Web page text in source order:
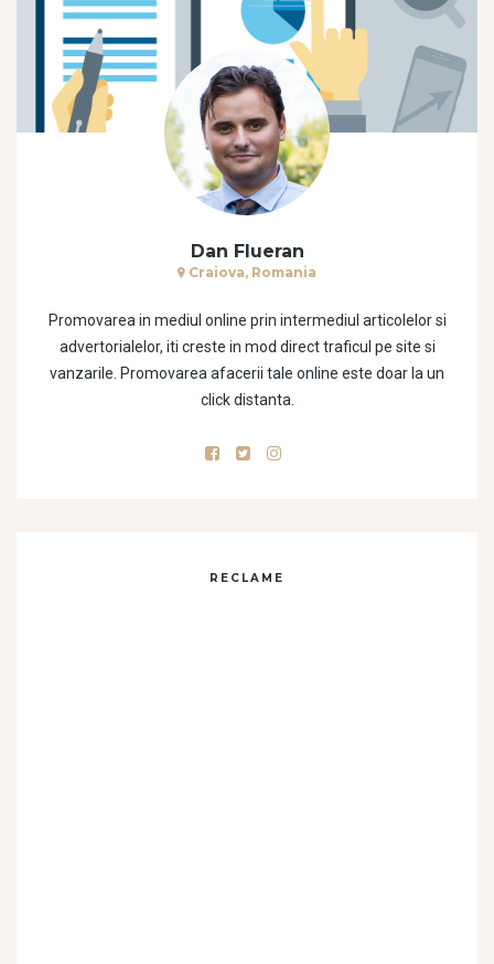
Dan Flueran
Craiova, Romania
Promovarea in mediul online prin intermediul articolelor si
advertorialelor, iti creste in mod direct traficul pe site si
vanzarile. Promovarea afacerii tale online este doar la un
click distanta.
RECLAME